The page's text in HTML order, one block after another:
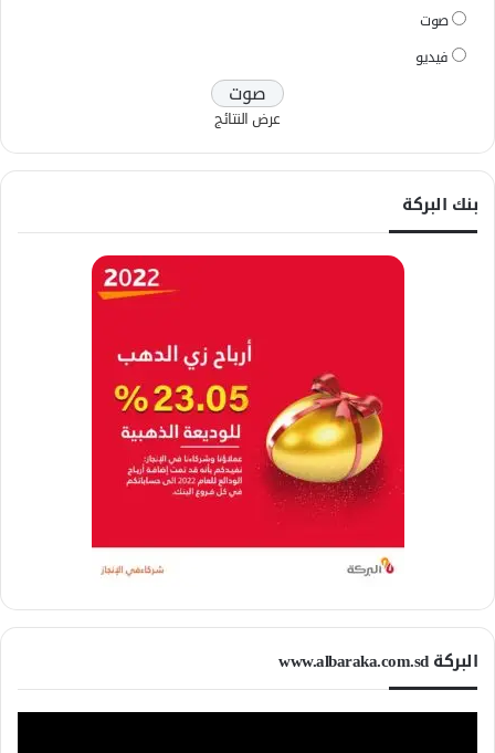
صوت
فيديو
عرض النتائج
بنك البركة
البركة www.albaraka.com.sd